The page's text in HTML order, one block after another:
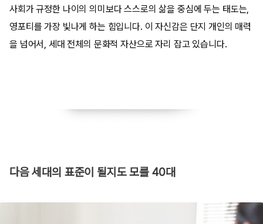
사회가 규정한 나이의 의미보다 스스로의 삶을 중심에 두는 태도는,
영포티를 가장 빛나게 하는 힘입니다. 이 자신감은 단지 개인의 매력
을 넘어서, 세대 전체의 문화적 자산으로 자리 잡고 있습니다.
다음 세대의 표준이 될지도 모를 40대